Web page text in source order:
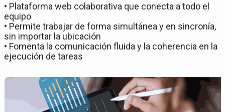
• Plataforma web colaborativa que conecta a todo el
equipo
• Permite trabajar de forma simultánea y en sincronía,
sin importar la ubicación
• Fomenta la comunicación fluida y la coherencia en la
ejecución de tareas